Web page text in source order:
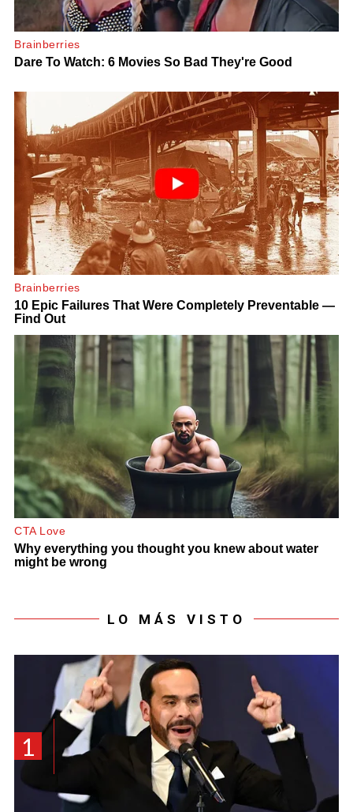
LO MÁS VISTO
1